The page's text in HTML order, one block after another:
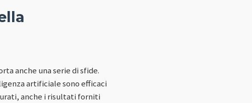
anche una serie di sfide.
artificiale sono efficaci
anche i risultati forniti